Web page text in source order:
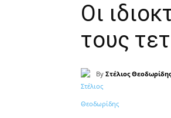
Οι
τους
By Στέλιος Θεοδωρίδης
Κοινοποίηση